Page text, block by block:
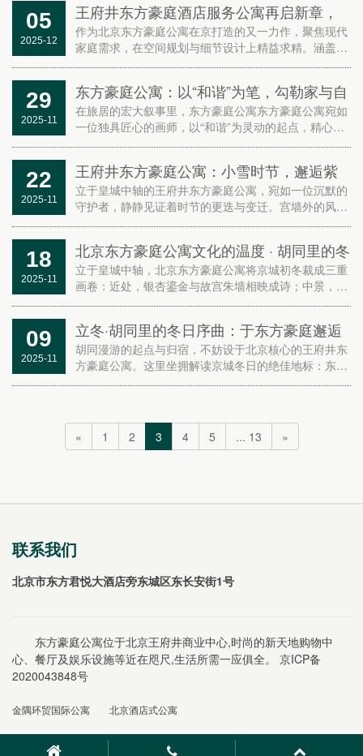
是一次满意...
05
2025-12
王府井东方豪庭酒店服务公寓再启新章，
东方豪庭公寓11套精装房源璀璨面市
作为北京东方豪庭公寓在京打造的又一力作，聚焦现代
家庭需求，在空间规划与细节设计上精益求精。涵盖一
室套房及二室套房。户型以宽厅搭配全景飘窗，实现通
家庭互动...
29
2025-11
东方豪庭公寓：以“和谐”为笔，勾勒家与自
然的共生画卷
在旅居的宏大叙事里，东方豪庭公寓东方豪庭公寓宛如
一位独具匠心的画师，以“和谐”为灵动的起点，精心描
绘着家与自然共生共荣的壮美轨迹，为每一位居者呈上
22
2025-11
王府井东方豪庭公寓：小雪时节，邂逅紫
禁城初雪与胡同烟火
立于皇城中轴的王府井东方豪庭公寓，宛如一位沉默的
守护者，静静见证着时节的更迭与变迁。宫墙外的风，
携着八百年的霜雪，轻轻叩响今日的窗棂，仿佛在诉说
珀，宛如一...
18
2025-11
北京东方豪庭公寓文化的温度 · 胡同里的冬
日生活美学
立于皇城中轴，北京东方豪庭公寓将京城初冬裁成三重
画卷：近处，银杏鎏金与故宫朱墙相映成诗；中景，飞
檐剪影为晴空勾勒轮廓；远方，北海白塔在薄雾中静望
化作生活...
09
2025-11
立冬·胡同里的冬日序曲：于东方豪庭邂逅
京城暖冬
胡同漫游的起点与归宿，不妨设于北京核心的王府井东
方豪庭公寓。这里坐拥解读京城冬日的绝佳地标：东望
故宫层叠殿宇，沉静如画，那古老的宫殿仿佛在诉说着
«
1 2 3 4 5 ... 13 »
联系我们
北京市东方君悦大酒店旁东城区东长安街1号
东方豪庭公寓位于北京王府井商业中心,时尚的新天地购物中
心、餐厅及娱乐设施等近在咫尺,生活所需一应俱全。
京ICP备
2020043848号
金隅环贸国际公寓 北京酒店式公寓